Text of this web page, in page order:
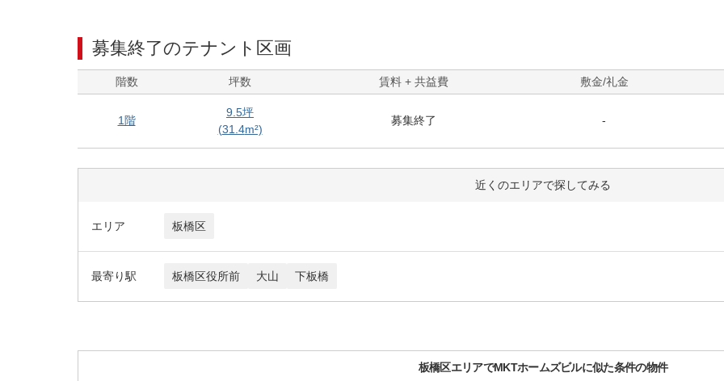
募集終了のテナント区画
階数 坪数 賃料 + 共益費 敷金/礼金
1階
9.5坪
(31.4m²)
募集終了 -
近くのエリアで探してみる
エリア 板橋区
最寄り駅 板橋区役所前 大山 下板橋
板橋区エリアでMKTホームズビルに似た条件の物件